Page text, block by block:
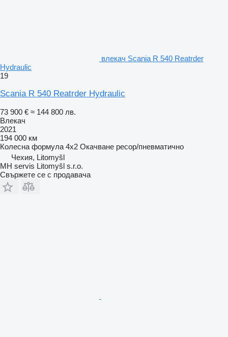
влекач Scania R 540 Reatrder
Hydraulic
19
Scania R 540 Reatrder Hydraulic
73 900 € ≈ 144 800 лв.
Влекач
2021
194 000 км
Колесна формула 4x2 Окачване ресор/пневматично
Чехия, Litomyšl
MH servis Litomyšl s.r.o.
Свържете се с продавача